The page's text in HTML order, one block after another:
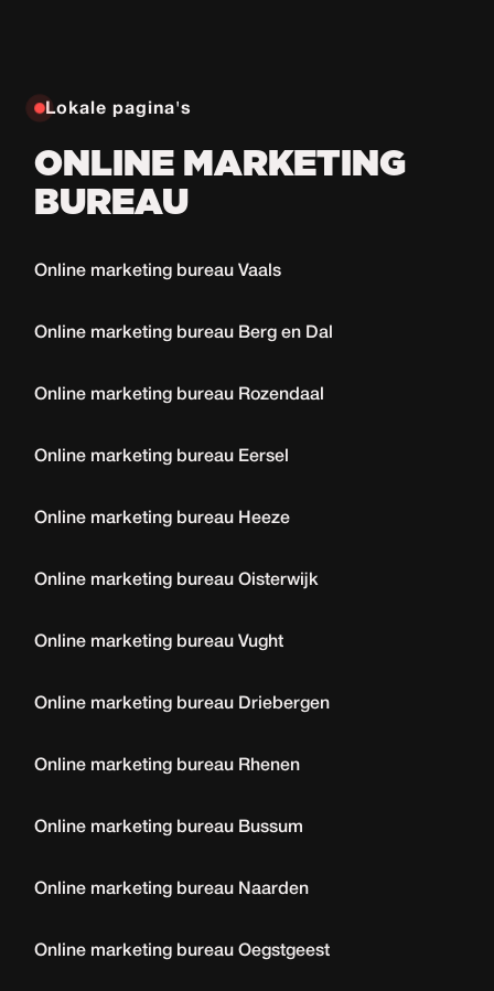
Lokale pagina's
ONLINE MARKETING
BUREAU
Online marketing bureau Vaals
Online marketing bureau Berg en Dal
Online marketing bureau Rozendaal
Online marketing bureau Eersel
Online marketing bureau Heeze
Online marketing bureau Oisterwijk
Online marketing bureau Vught
Online marketing bureau Driebergen
Online marketing bureau Rhenen
Online marketing bureau Bussum
Online marketing bureau Naarden
Online marketing bureau Oegstgeest